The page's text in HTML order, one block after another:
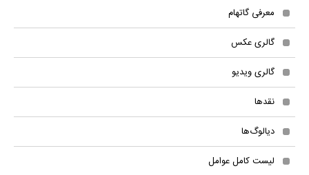
معرفی گاتهام
گالری عکس
گالری ویدیو
نقدها
دیالوگ‌ها
لیست کامل عوامل